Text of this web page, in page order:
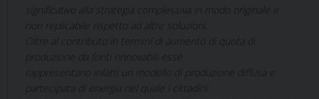
non replicabile rispetto ad altre soluzioni.
produzione da fonti rinnovabili esse
rappresentano infatti un modello di produzione diffusa e